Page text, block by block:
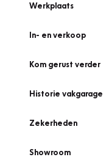
Werkplaats
In- en verkoop
Kom gerust verder
Historie vakgarage
Zekerheden
Showroom